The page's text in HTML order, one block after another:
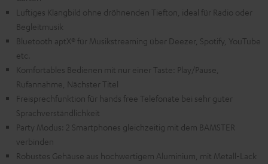
Luftiges Klangbild ohne dröhnenden Tiefton, ideal für Radio oder
Begleitmusik
Bluetooth aptX® für Musikstreaming über Deezer, Spotify, YouTube
etc.
Komfortables Bedienen mit nur einer Taste: Play/Pause,
Rufannahme, Nächster Titel
Freisprechfunktion für hands free Telefonate bei sehr guter
Sprachverständlichkeit
Party Modus: 2 Smartphones gleichzeitig mit dem BAMSTER
verbinden
Robustes Gehäuse aus hochwertigem Aluminium, mit Metall-Lack